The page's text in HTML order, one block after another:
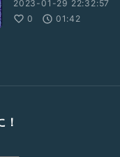
2023-01-29 22:32:57
0
01:42